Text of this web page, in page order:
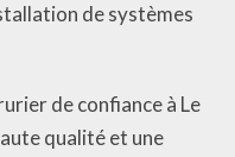
de systèmes
de confiance à Le
qualité et une